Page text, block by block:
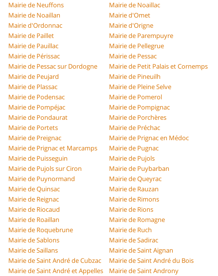
Mairie de Neuffons
Mairie de Noaillac
Mairie de Noaillan
Mairie d'Omet
Mairie d'Ordonnac
Mairie d'Origne
Mairie de Paillet
Mairie de Parempuyre
Mairie de Pauillac
Mairie de Pellegrue
Mairie de Périssac
Mairie de Pessac
Mairie de Pessac sur Dordogne
Mairie de Petit Palais et Cornemps
Mairie de Peujard
Mairie de Pineuilh
Mairie de Plassac
Mairie de Pleine Selve
Mairie de Podensac
Mairie de Pomerol
Mairie de Pompéjac
Mairie de Pompignac
Mairie de Pondaurat
Mairie de Porchères
Mairie de Portets
Mairie de Préchac
Mairie de Preignac
Mairie de Prignac en Médoc
Mairie de Prignac et Marcamps
Mairie de Pugnac
Mairie de Puisseguin
Mairie de Pujols
Mairie de Pujols sur Ciron
Mairie de Puybarban
Mairie de Puynormand
Mairie de Queyrac
Mairie de Quinsac
Mairie de Rauzan
Mairie de Reignac
Mairie de Rimons
Mairie de Riocaud
Mairie de Rions
Mairie de Roaillan
Mairie de Romagne
Mairie de Roquebrune
Mairie de Ruch
Mairie de Sablons
Mairie de Sadirac
Mairie de Saillans
Mairie de Saint Aignan
Mairie de Saint André de Cubzac
Mairie de Saint André du Bois
Mairie de Saint André et Appelles
Mairie de Saint Androny